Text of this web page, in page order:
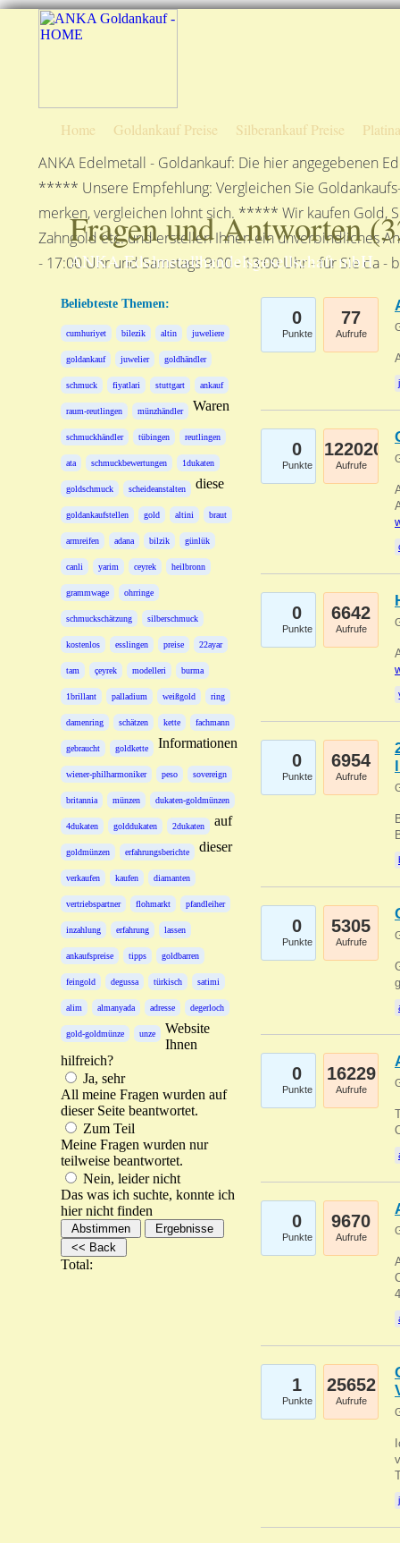
Home Goldankauf Preise Silberankauf Preise
ANKA Edelmetall - Goldankauf: Die hier angegebenen
***** Unsere Empfehlung: Vergleichen Sie
merken, vergleichen lohnt sich. ***** Wir kaufen Gold,
Zahngold etc. und erstellen Ihnen ein unverbindliches
- 17:00 Uhr und Samstags 9:00 - 13:00 Uhr - für Sie
Fragen und Antworten (
ANKA Edelmetallhandelsgesellschaft mbH
Beliebteste Themen:
cumhuriyet bilezik altin juweliere
goldankauf juwelier goldhändler
schmuck fiyatlari stuttgart ankauf
raum-reutlingen münzhändler
schmuckhändler tübingen reutlingen
ata schmuckbewertungen 1dukaten
goldschmuck scheideanstalten
goldankaufstellen gold altini braut
armreifen adana bilzik günlük
canli yarim ceyrek heilbronn
grammwage ohrringe
schmuckschätzung silberschmuck
kostenlos esslingen preise 22ayar
tam çeyrek modelleri burma
1brillant palladium weißgold ring
damenring schätzen kette fachmann
gebraucht goldkette
wiener-philharmoniker peso sovereign
britannia münzen dukaten-goldmünzen
4dukaten golddukaten 2dukaten
goldmünzen erfahrungsberichte
verkaufen kaufen diamanten
vertriebspartner flohmarkt pfandleiher
inzahlung erfahrung lassen
ankaufspreise tipps goldbarren
feingold degussa türkisch satimi
alim almanyada adresse degerloch
gold-goldmünze unze
Waren
diese
Informationen
auf
dieser
Website
Ihnen
hilfreich?
Ja, sehr
All meine Fragen wurden auf
dieser Seite beantwortet.
Zum Teil
Meine Fragen wurden nur
teilweise beantwortet.
Nein, leider nicht
Das was ich suchte, konnte ich
hier nicht finden
Total:
0
Punkte
77
Aufrufe
0
Punkte
122020
Aufrufe
0
Punkte
6642
Aufrufe
0
Punkte
6954
Aufrufe
0
Punkte
5305
Aufrufe
0
Punkte
16229
Aufrufe
0
Punkte
9670
Aufrufe
1
Punkte
25652
Aufrufe